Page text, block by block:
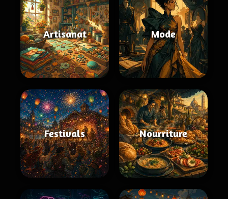
Artisanat Mode
Festivals Nourriture